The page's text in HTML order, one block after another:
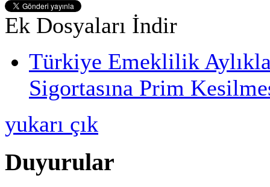
Ek Dosyaları İndir
Türkiye Emeklilik
Sigortasına Prim
yukarı çık
Duyurular